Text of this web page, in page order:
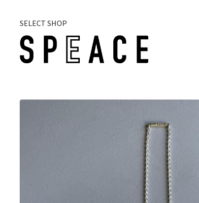
SELECT SHOP